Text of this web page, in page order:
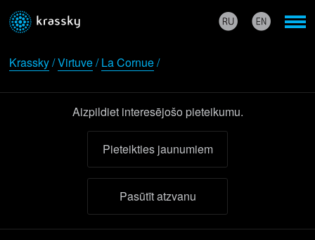
Krassky/Virtuve/La Cornue/
Aizpildiet interesējošo pieteikumu.
Pieteikties jaunumiem
Pasūtīt atzvanu